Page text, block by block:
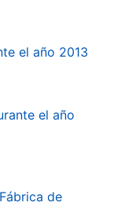
el año 2013
el año
de